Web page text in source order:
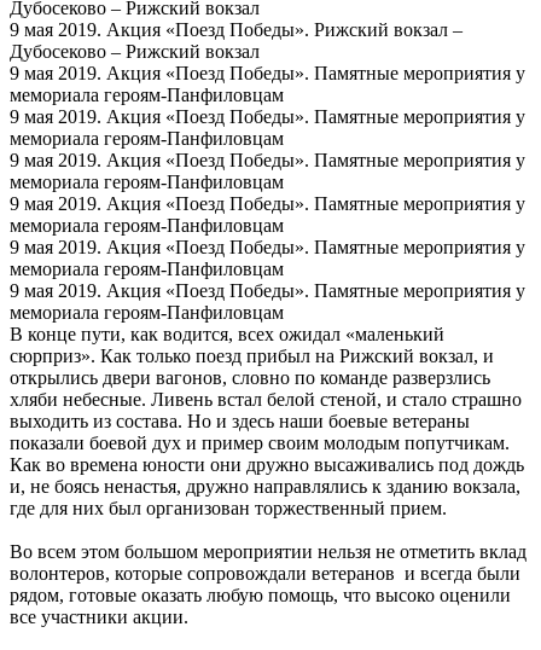
Дубосеково – Рижский вокзал
9 мая 2019. Акция «Поезд Победы». Рижский вокзал –
Дубосеково – Рижский вокзал
9 мая 2019. Акция «Поезд Победы». Памятные мероприятия у
мемориала героям-Панфиловцам
9 мая 2019. Акция «Поезд Победы». Памятные мероприятия у
мемориала героям-Панфиловцам
9 мая 2019. Акция «Поезд Победы». Памятные мероприятия у
мемориала героям-Панфиловцам
9 мая 2019. Акция «Поезд Победы». Памятные мероприятия у
мемориала героям-Панфиловцам
9 мая 2019. Акция «Поезд Победы». Памятные мероприятия у
мемориала героям-Панфиловцам
9 мая 2019. Акция «Поезд Победы». Памятные мероприятия у
мемориала героям-Панфиловцам
В конце пути, как водится, всех ожидал «маленький
сюрприз». Как только поезд прибыл на Рижский вокзал, и
открылись двери вагонов, словно по команде разверзлись
хляби небесные. Ливень встал белой стеной, и стало страшно
выходить из состава. Но и здесь наши боевые ветераны
показали боевой дух и пример своим молодым попутчикам.
Как во времена юности они дружно высаживались под дождь
и, не боясь ненастья, дружно направлялись к зданию вокзала,
где для них был организован торжественный прием.
Во всем этом большом мероприятии нельзя не отметить вклад
волонтеров, которые сопровождали ветеранов и всегда были
рядом, готовые оказать любую помощь, что высоко оценили
все участники акции.